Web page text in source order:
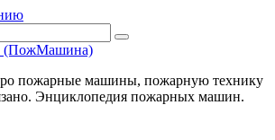
(ПожМашина)
пожарные машины, пожарную технику
Энциклопедия пожарных машин.